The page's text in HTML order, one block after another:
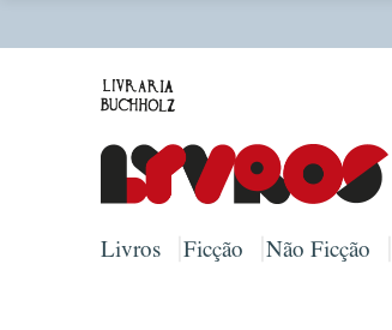
Livros Ficção Não Ficção